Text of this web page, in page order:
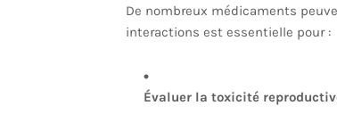
De nombreux médicaments
interactions est essentielle pour :
Évaluer la toxicité